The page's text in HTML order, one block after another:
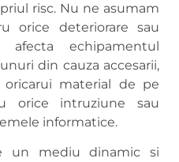
risc. Nu ne asumam
orice deteriorare sau
echipamentul
din cauza accesarii,
oricarui material de pe
orice intruziune sau
informatice.
un mediu dinamic si